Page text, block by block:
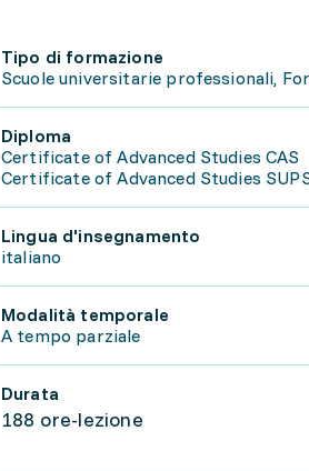
Tipo di formazione
Scuole universitarie professionali,
Diploma
Certificate of Advanced Studies CAS
Certificate of Advanced Studies
Lingua d'insegnamento
italiano
Modalità temporale
A tempo parziale
Durata
188 ore-lezione